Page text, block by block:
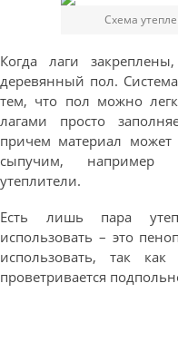
Схема
Когда лаги
деревянный пол.
тем, что пол можно
лагами просто
причем материал
сыпучим, например
утеплители.
Есть лишь пара
использовать – это
использовать, так
проветривается